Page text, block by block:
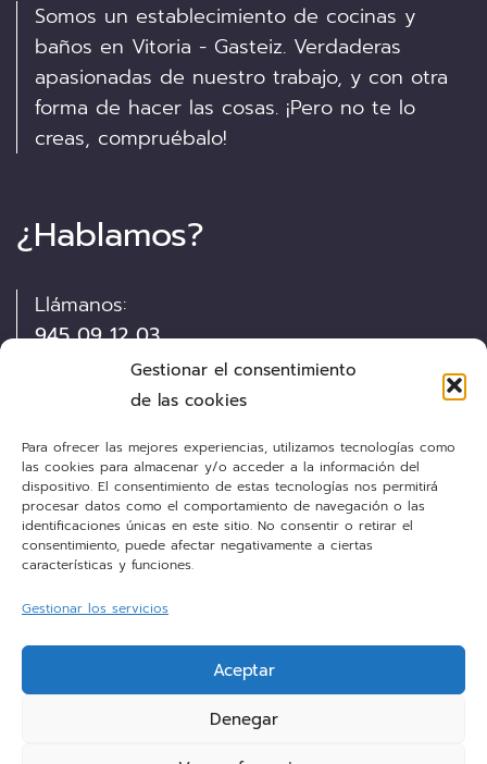
Gestionar el consentimiento
de las cookies
Para ofrecer las mejores experiencias, utilizamos tecnologías como
las cookies para almacenar y/o acceder a la información del
dispositivo. El consentimiento de estas tecnologías nos permitirá
procesar datos como el comportamiento de navegación o las
identificaciones únicas en este sitio. No consentir o retirar el
consentimiento, puede afectar negativamente a ciertas
características y funciones.
Gestionar los servicios
Aceptar
Denegar
Somos un establecimiento de cocinas y
baños en Vitoria - Gasteiz. Verdaderas
apasionadas de nuestro trabajo, y con otra
forma de hacer las cosas. ¡Pero no te lo
creas, compruébalo!
¿Hablamos?
Llámanos:
945 09 12 03
Envíanos un e-mail:
cocinas@personalkitchen.es
¡Síguenos!
Facebook